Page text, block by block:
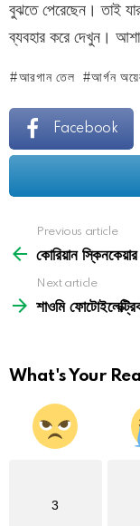
বুঝতে পেরেছেন। তাই
ব্যবহার করে দেখুন। আশা
আরগান তেল আর্গন
Facebook
more
Previous article
কোরিয়ান
Next article
শাওমি
What's Your
3